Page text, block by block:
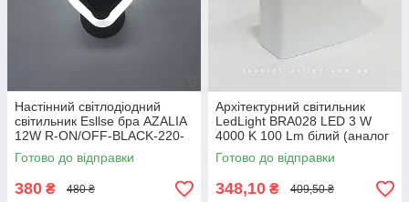
Настінний світлодіодний
світильник Esllse бра AZALIA
12W R-ON/OFF-BLACK-220-
IP20
Готово до відправки
380 ₴ 480 ₴
Архітектурний світильник
LedLight BRA028 LED 3 W
4000 K 100 Lm білий (аналог
DH028)
Готово до відправки
348,10 ₴ 409,50 ₴